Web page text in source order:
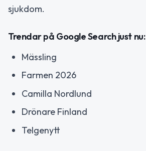
sjukdom.
Trendar på Google Search just nu:
Mässling
Farmen 2026
Camilla Nordlund
Drönare Finland
Telgenytt